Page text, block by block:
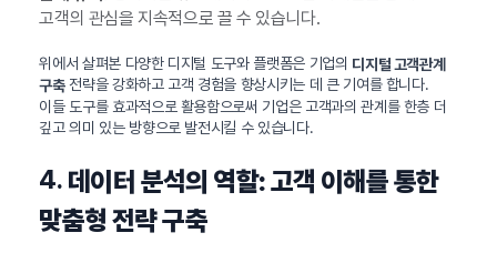
고객의 관심을 지속적으로 끌 수 있습니다.
위에서 살펴본 다양한 디지털 도구와 플랫폼은 기업의 디지털 고객관계
구축전략을 강화하고 고객 경험을 향상시키는 데 큰 기여를 합니다.
이들 도구를 효과적으로 활용함으로써 기업은 고객과의 관계를 한층 더
깊고 의미 있는 방향으로 발전시킬 수 있습니다.
4. 데이터 분석의 역할: 고객 이해를 통한
맞춤형 전략 구축